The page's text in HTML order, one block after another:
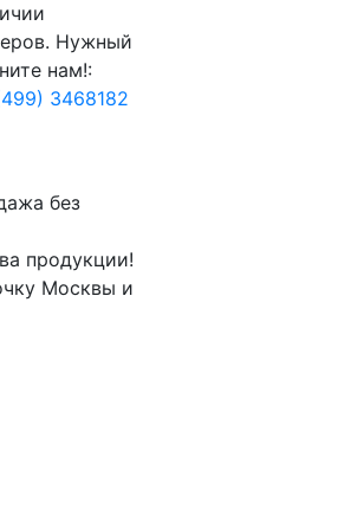
Нужный
нам!:
3468182
без
продукции!
Москвы и